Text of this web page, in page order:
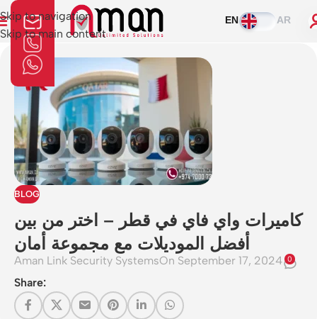
Skip to navigation
Skip to main content
EN AR
BLOG
كاميرات واي فاي في قطر – اختر من بين
أفضل الموديلات مع مجموعة أمان
Aman Link Security SystemsOn September 17, 2024 0
Share: